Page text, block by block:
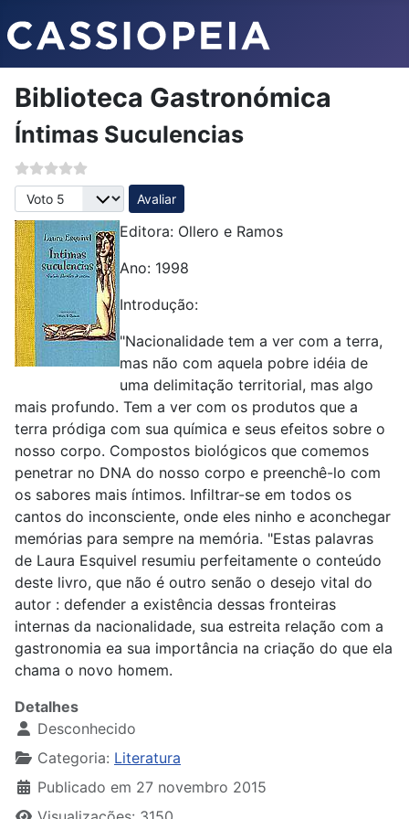
Biblioteca Gastronómica
Íntimas Suculencias
Avalie, por favor
Editora: Ollero e Ramos
Ano: 1998
Introdução:
"Nacionalidade tem a ver com a terra,
mas não com aquela pobre idéia de
uma delimitação territorial, mas algo
mais profundo. Tem a ver com os produtos que a
terra pródiga com sua química e seus efeitos sobre o
nosso corpo. Compostos biológicos que comemos
penetrar no DNA do nosso corpo e preenchê-lo com
os sabores mais íntimos. Infiltrar-se em todos os
cantos do inconsciente, onde eles ninho e aconchegar
memórias para sempre na memória. "Estas palavras
de Laura Esquivel resumiu perfeitamente o conteúdo
deste livro, que não é outro senão o desejo vital do
autor : defender a existência dessas fronteiras
internas da nacionalidade, sua estreita relação com a
gastronomia ea sua importância na criação do que ela
chama o novo homem.
Detalhes
Desconhecido
Categoria: Literatura
Publicado em 27 novembro 2015